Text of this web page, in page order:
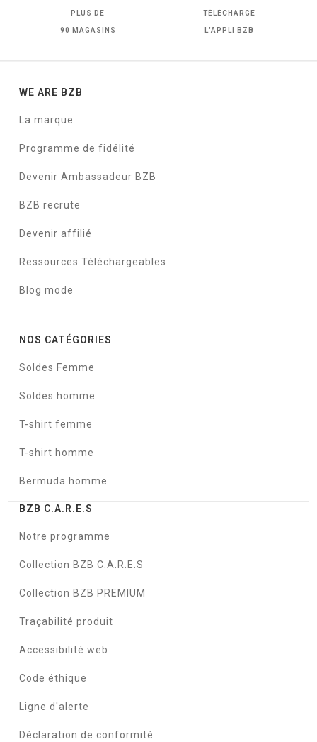
PLUS DE
90 MAGASINS
TÉLÉCHARGE
L'APPLI BZB
WE ARE BZB
La marque
Programme de fidélité
Devenir Ambassadeur BZB
BZB recrute
Devenir affilié
Ressources Téléchargeables
Blog mode
NOS CATÉGORIES
Soldes Femme
Soldes homme
T-shirt femme
T-shirt homme
Bermuda homme
BZB C.A.R.E.S
Notre programme
Collection BZB C.A.R.E.S
Collection BZB PREMIUM
Traçabilité produit
Accessibilité web
Code éthique
Ligne d'alerte
Déclaration de conformité